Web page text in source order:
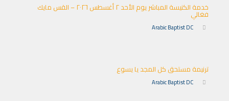
خدمة الكنيسة المباشر يوم الأحد ٢ أغسطس ٢٠٢٦ – القس مايك
فغالي
Arabic Baptist DC
ترنيمة مستحق كل المجد يا يسوع
Arabic Baptist DC